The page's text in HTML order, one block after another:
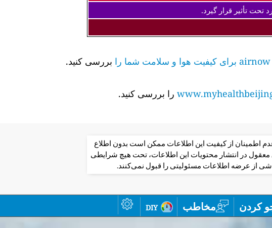
تأثیر قرار گیرد.
بررسی کنید.
را بررسی کنید.
اطمینان از کیفیت این اطلاعات ممکن است بدون اطلاع
معقول در انتشار محتویات این اطلاعات، تحت هیچ شرایطی
از عرضه اطلاعات مسئولیتی را قبول نمی‌کنند.
کردن مخاطب diy